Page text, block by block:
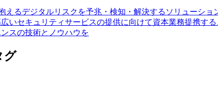
えるデジタルリスクを予兆・検知・解決するソリューシ
いセキュリティサービスの提供に向けて資本業務提携す
スの技術とノウハウを
グ